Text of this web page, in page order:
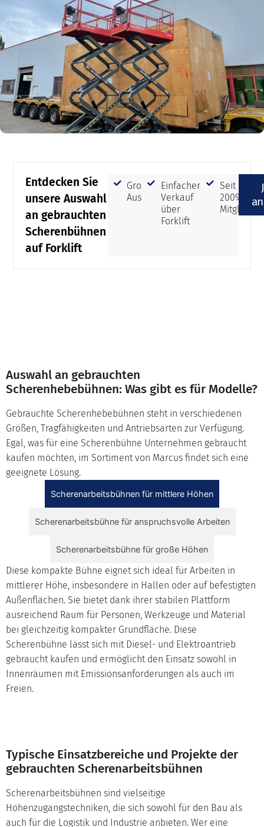
Entdecken Sie
unsere Auswahl
an gebrauchten
Scherenbühnen
auf Forklift
Große
Auswahl
Einfacher
Verkauf
über
Forklift
Seit
2009
Mitglied
Auswahl an gebrauchten
Scherenhebebühnen: Was gibt es für Modelle?
Gebrauchte Scherenhebebühnen steht in verschiedenen
Größen, Tragfähigkeiten und Antriebsarten zur Verfügung.
Egal, was für eine Scherenbühne Unternehmen gebraucht
kaufen möchten, im Sortiment von Marcus findet sich eine
geeignete Lösung.
Scherenarbeitsbühnen für mittlere Höhen
Scherenarbeitsbühne für anspruchsvolle Arbeiten
Scherenarbeitsbühne für große Höhen
Diese kompakte Bühne eignet sich ideal für Arbeiten in
mittlerer Höhe, insbesondere in Hallen oder auf befestigten
Außenflächen. Sie bietet dank ihrer stabilen Plattform
ausreichend Raum für Personen, Werkzeuge und Material
bei gleichzeitig kompakter Grundfläche. Diese
Scherenbühne lässt sich mit Diesel- und Elektroantrieb
gebraucht kaufen und ermöglicht den Einsatz sowohl in
Innenräumen mit Emissionsanforderungen als auch im
Freien.
Typische Einsatzbereiche und Projekte der
gebrauchten Scherenarbeitsbühnen
Scherenarbeitsbühnen sind vielseitige
Höhenzugangstechniken, die sich sowohl für den Bau als
auch für die Logistik und Industrie anbieten. Wer eine